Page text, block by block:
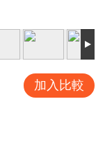
加入比較